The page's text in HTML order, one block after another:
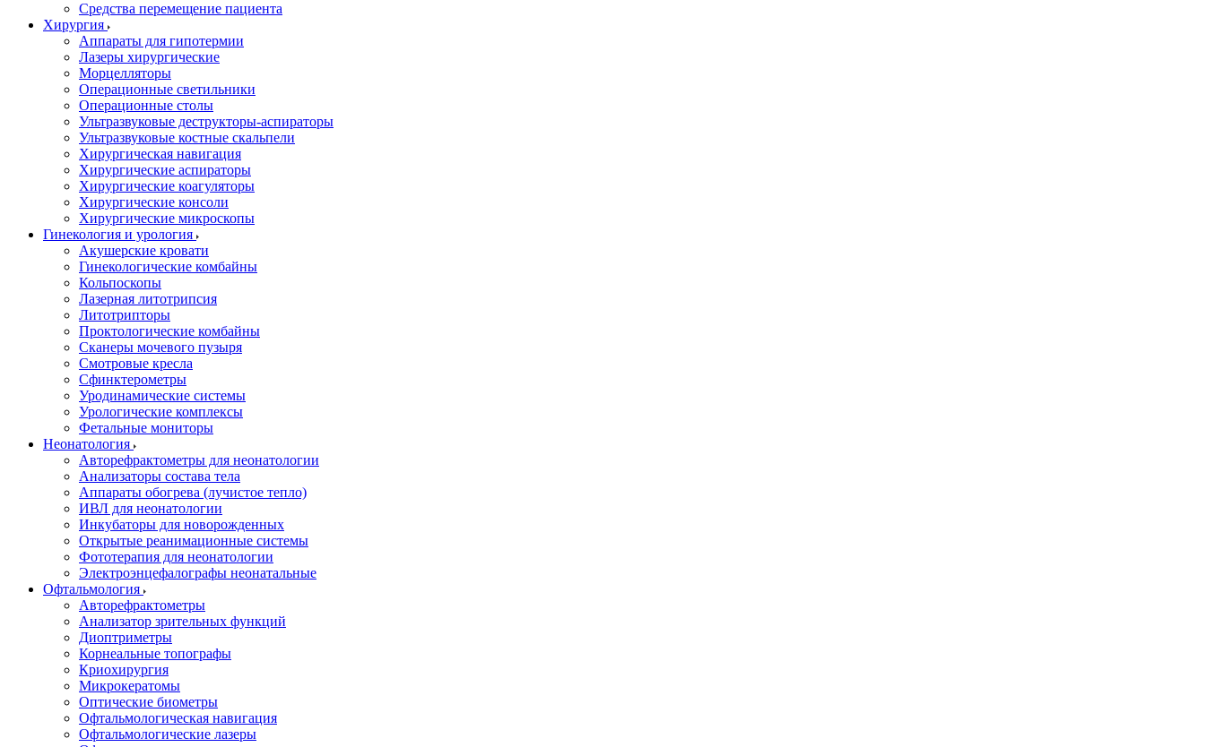
Средства перемещение пациента
Хирургия
Аппараты для гипотермии
Лазеры хирургические
Морцелляторы
Операционные светильники
Операционные столы
Ультразвуковые деструкторы-аспираторы
Ультразвуковые костные скальпели
Хирургическая навигация
Хирургические аспираторы
Хирургические коагуляторы
Хирургические консоли
Хирургические микроскопы
Гинекология и урология
Акушерские кровати
Гинекологические комбайны
Кольпоскопы
Лазерная литотрипсия
Литотрипторы
Проктологические комбайны
Сканеры мочевого пузыря
Смотровые кресла
Сфинктерометры
Уродинамические системы
Урологические комплексы
Фетальные мониторы
Неонатология
Авторефрактометры для неонатологии
Анализаторы состава тела
Аппараты обогрева (лучистое тепло)
ИВЛ для неонатологии
Инкубаторы для новорожденных
Открытые реанимационные системы
Фототерапия для неонатологии
Электроэнцефалографы неонатальные
Офтальмология
Авторефрактометры
Анализатор зрительных функций
Диоптриметры
Корнеальные топографы
Криохирургия
Микрокератомы
Оптические биометры
Офтальмологическая навигация
Офтальмологические лазеры